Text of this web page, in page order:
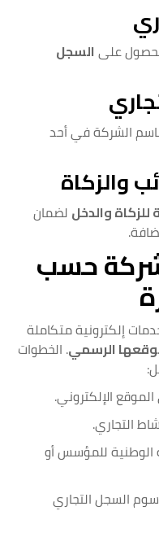
على السجل
الشركة في أحد
والزكاة
للزكاة والدخل لضمان
حسب
إلكترونية متكاملة
الرسمي. الخطوات
الإلكتروني.
التجاري.
الوطنية للمؤسس أو
السجل التجاري